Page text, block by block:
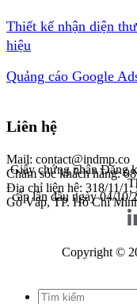
Thiết kế nhận diện
hiệu
Quảng cáo Google
Liên hệ
Mail: contact@indmp.co
Chăm sóc khách hàng:
Địa chỉ liên hệ: 318/11/
Gò Vấp, TP. Hồ Chí
Giấy chứng nhận Đăng
cấp lần đầu ngày 04/10/
Copyright ©